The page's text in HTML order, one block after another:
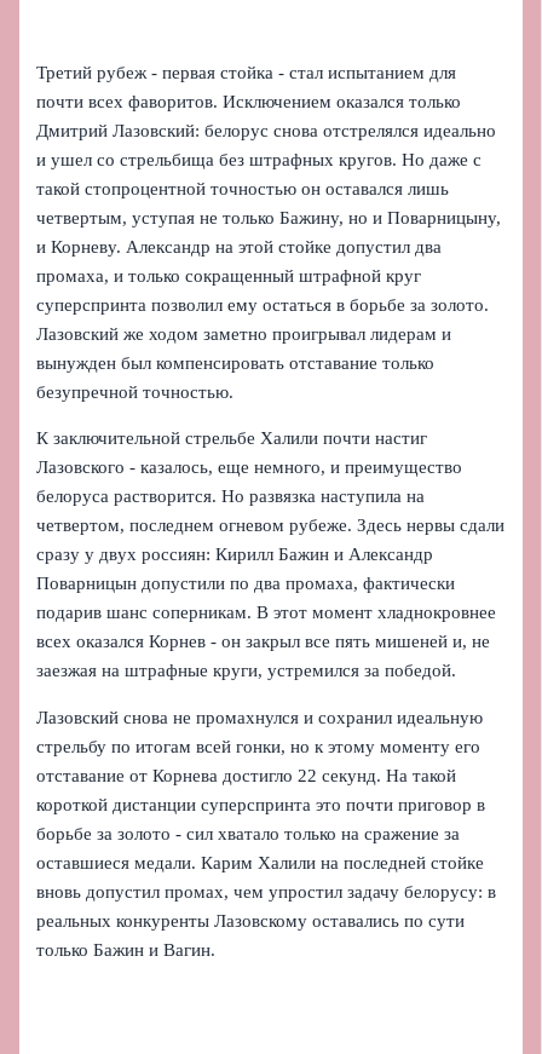
Третий рубеж - первая стойка - стал испытанием для
почти всех фаворитов. Исключением оказался только
Дмитрий Лазовский: белорус снова отстрелялся идеально
и ушел со стрельбища без штрафных кругов. Но даже с
такой стопроцентной точностью он оставался лишь
четвертым, уступая не только Бажину, но и Поварницыну,
и Корневу. Александр на этой стойке допустил два
промаха, и только сокращенный штрафной круг
суперспринта позволил ему остаться в борьбе за золото.
Лазовский же ходом заметно проигрывал лидерам и
вынужден был компенсировать отставание только
безупречной точностью.
К заключительной стрельбе Халили почти настиг
Лазовского - казалось, еще немного, и преимущество
белоруса растворится. Но развязка наступила на
четвертом, последнем огневом рубеже. Здесь нервы сдали
сразу у двух россиян: Кирилл Бажин и Александр
Поварницын допустили по два промаха, фактически
подарив шанс соперникам. В этот момент хладнокровнее
всех оказался Корнев - он закрыл все пять мишеней и, не
заезжая на штрафные круги, устремился за победой.
Лазовский снова не промахнулся и сохранил идеальную
стрельбу по итогам всей гонки, но к этому моменту его
отставание от Корнева достигло 22 секунд. На такой
короткой дистанции суперспринта это почти приговор в
борьбе за золото - сил хватало только на сражение за
оставшиеся медали. Карим Халили на последней стойке
вновь допустил промах, чем упростил задачу белорусу: в
реальных конкуренты Лазовскому оставались по сути
только Бажин и Вагин.